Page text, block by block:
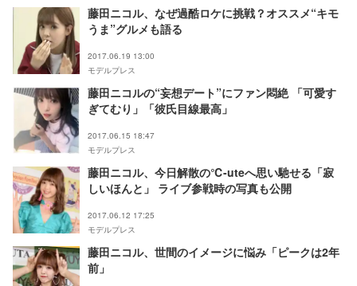
藤田ニコル、なぜ過酷ロケに挑戦？オススメ“キモ
うま”グルメも語る
2017.06.19 13:00
モデルプレス
藤田ニコルの“妄想デート”にファン悶絶 「可愛す
ぎてむり」「彼氏目線最高」
2017.06.15 18:47
モデルプレス
藤田ニコル、今日解散の℃-uteへ思い馳せる「寂
しいほんと」 ライブ参戦時の写真も公開
2017.06.12 17:25
モデルプレス
藤田ニコル、世間のイメージに悩み「ピークは2年
前」